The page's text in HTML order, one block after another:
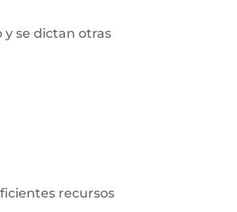
y se dictan otras
recursos